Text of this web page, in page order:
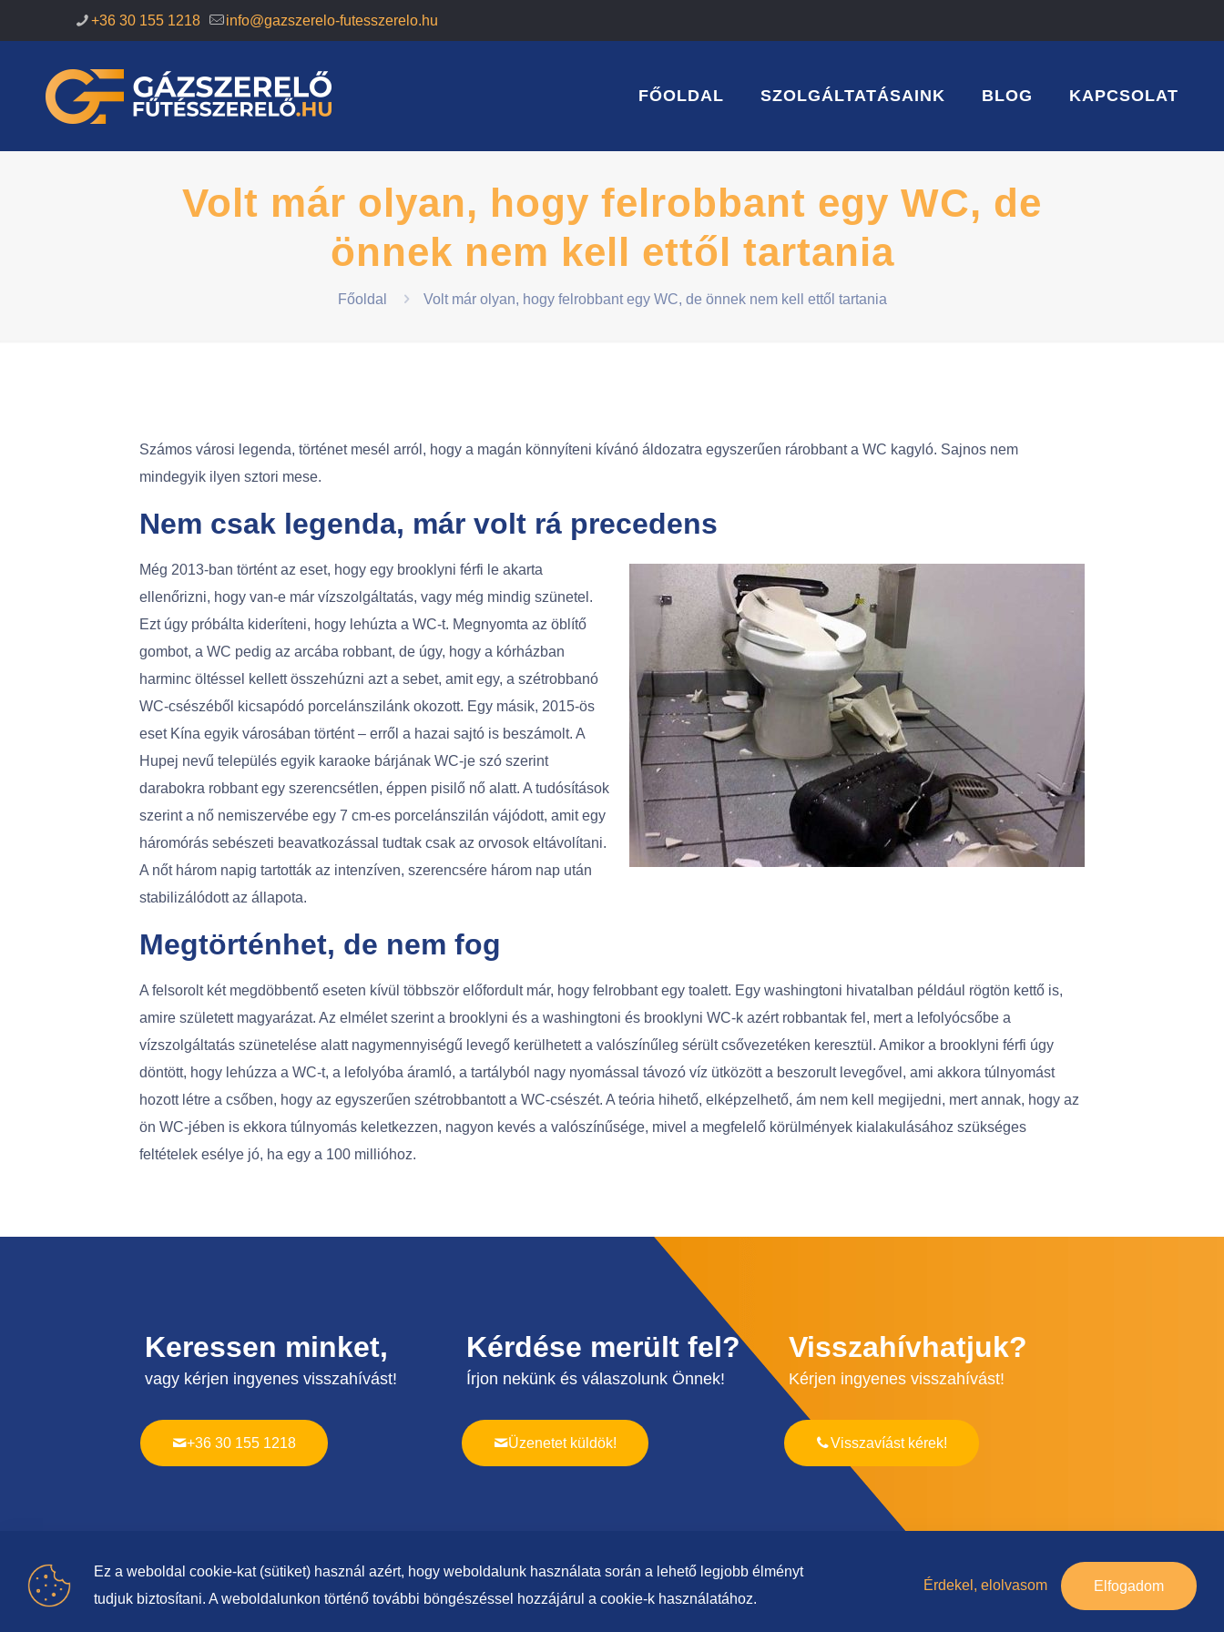
+36 30 155 1218 info@gazszerelo-futesszerelo.hu
FŐOLDAL SZOLGÁLTATÁSAINK BLOG KAPCSOLAT
Volt már olyan, hogy felrobbant egy WC, de
önnek nem kell ettől tartania
Főoldal Volt már olyan, hogy felrobbant egy WC, de önnek nem kell ettől tartania
Számos városi legenda, történet mesél arról, hogy a magán könnyíteni kívánó áldozatra egyszerűen rárobbant a WC kagyló. Sajnos nem
mindegyik ilyen sztori mese.
Nem csak legenda, már volt rá precedens
Még 2013-ban történt az eset, hogy egy brooklyni férfi le akarta
ellenőrizni, hogy van-e már vízszolgáltatás, vagy még mindig szünetel.
Ezt úgy próbálta kideríteni, hogy lehúzta a WC-t. Megnyomta az öblítő
gombot, a WC pedig az arcába robbant, de úgy, hogy a kórházban
harminc öltéssel kellett összehúzni azt a sebet, amit egy, a szétrobbanó
WC-csészéből kicsapódó porcelánszilánk okozott. Egy másik, 2015-ös
eset Kína egyik városában történt – erről a hazai sajtó is beszámolt. A
Hupej nevű település egyik karaoke bárjának WC-je szó szerint
darabokra robbant egy szerencsétlen, éppen pisilő nő alatt. A tudósítások
szerint a nő nemiszervébe egy 7 cm-es porcelánszilán vájódott, amit egy
háromórás sebészeti beavatkozással tudtak csak az orvosok eltávolítani.
A nőt három napig tartották az intenzíven, szerencsére három nap után
stabilizálódott az állapota.
Megtörténhet, de nem fog
A felsorolt két megdöbbentő eseten kívül többször előfordult már, hogy felrobbant egy toalett. Egy washingtoni hivatalban például rögtön kettő is,
amire született magyarázat. Az elmélet szerint a brooklyni és a washingtoni és brooklyni WC-k azért robbantak fel, mert a lefolyócsőbe a
vízszolgáltatás szünetelése alatt nagymennyiségű levegő kerülhetett a valószínűleg sérült csővezetéken keresztül. Amikor a brooklyni férfi úgy
döntött, hogy lehúzza a WC-t, a lefolyóba áramló, a tartályból nagy nyomással távozó víz ütközött a beszorult levegővel, ami akkora túlnyomást
hozott létre a csőben, hogy az egyszerűen szétrobbantott a WC-csészét. A teória hihető, elképzelhető, ám nem kell megijedni, mert annak, hogy az
ön WC-jében is ekkora túlnyomás keletkezzen, nagyon kevés a valószínűsége, mivel a megfelelő körülmények kialakulásához szükséges
feltételek esélye jó, ha egy a 100 millióhoz.
Keressen minket,
vagy kérjen ingyenes visszahívást!
+36 30 155 1218
Kérdése merült fel?
Írjon nekünk és válaszolunk Önnek!
Üzenetet küldök!
Visszahívhatjuk?
Kérjen ingyenes visszahívást!
Visszavíást kérek!
© 2020-2026 Gázszerelő, fűtésszerelő • Minden jog fenntartva!
Ez a weboldal cookie-kat (sütiket) használ azért, hogy weboldalunk használata során a lehető legjobb élményt
tudjuk biztosítani. A weboldalunkon történő további böngészéssel hozzájárul a cookie-k használatához.
Érdekel, elolvasom Elfogadom